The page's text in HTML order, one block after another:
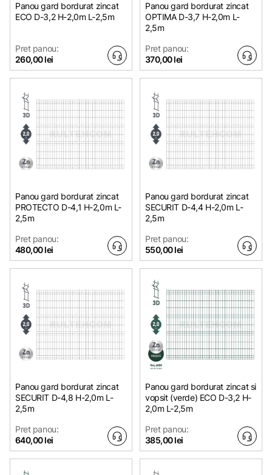
Panou gard bordurat zincat
ECO D-3,2 H-2,0m L-2,5m
Pret panou:
260,00 lei
Panou gard bordurat zincat
OPTIMA D-3,7 H-2,0m L-
2,5m
Pret panou:
370,00 lei
Panou gard bordurat zincat
PROTECTO D-4,1 H-2,0m L-
2,5m
Pret panou:
480,00 lei
Panou gard bordurat zincat
SECURIT D-4,4 H-2,0m L-
2,5m
Pret panou:
550,00 lei
Panou gard bordurat zincat
SECURIT D-4,8 H-2,0m L-
2,5m
Pret panou:
640,00 lei
Panou gard bordurat zincat si
vopsit (verde) ECO D-3,2 H-
2,0m L-2,5m
Pret panou:
385,00 lei